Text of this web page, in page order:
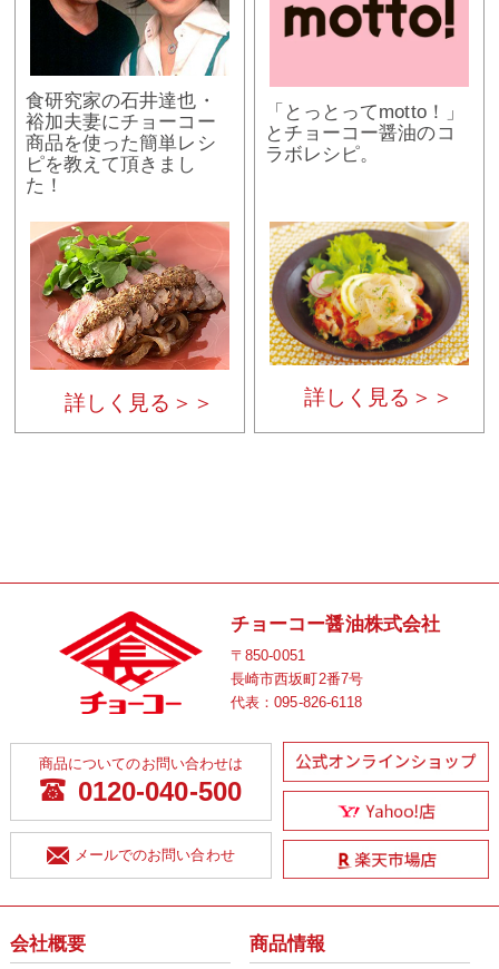
食研究家の石井達也・
裕加夫妻にチョーコー
商品を使った簡単レシ
ピを教えて頂きまし
た！
詳しく見る＞＞
「とっとってmotto！」
とチョーコー醤油のコ
ラボレシピ。
詳しく見る＞＞
チョーコー醤油株式会社
〒850-0051
長崎市西坂町2番7号
代表：095-826-6118
商品についてのお問い合わせは
0120-040-500
メールでのお問い合わせ
会社概要 商品情報